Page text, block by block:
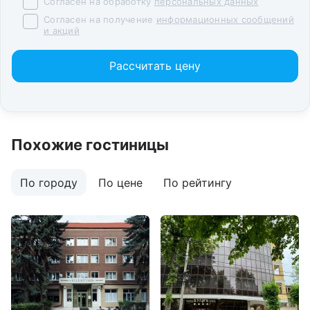
Согласен на получение информационных сообщений
и акций
Рассчитать цену
Похожие гостиницы
По городу По цене По рейтингу